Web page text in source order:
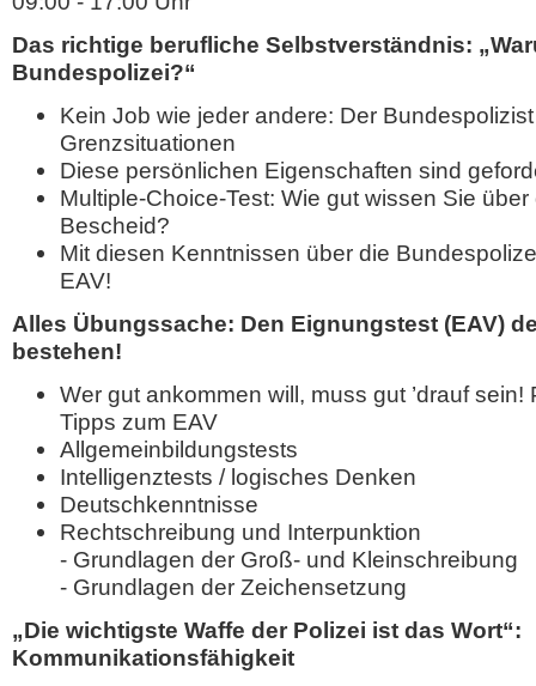
Das richtige berufliche Selbstverständnis:
Bundespolizei?“
Kein Job wie jeder andere: Der
Grenzsituationen
Diese persönlichen Eigenschaften sind
Multiple-Choice-Test: Wie gut wissen Sie
Bescheid?
Mit diesen Kenntnissen über die
EAV!
Alles Übungssache: Den Eignungstest (EAV)
bestehen!
Wer gut ankommen will, muss gut ’drauf
Tipps zum EAV
Allgemeinbildungstests
Intelligenztests / logisches Denken
Deutschkenntnisse
Rechtschreibung und Interpunktion
- Grundlagen der Groß- und Kleinschreibung
- Grundlagen der Zeichensetzung
„Die wichtigste Waffe der Polizei ist das Wort“:
Kommunikationsfähigkeit